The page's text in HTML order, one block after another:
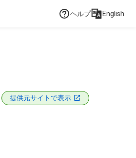
ヘルプ English
提供元サイトで表示